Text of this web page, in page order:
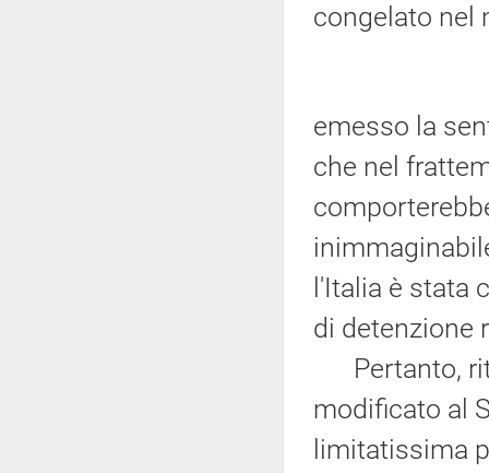
congelato nel
emesso la
che nel
l'Italia è stata
di detenzione
Pertanto,
modificato al
limitatissima